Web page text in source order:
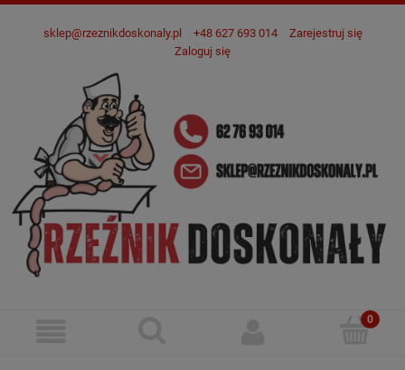
sklep@rzeznikdoskonaly.pl +48 627 693 014
Zarejestruj się
Zaloguj się